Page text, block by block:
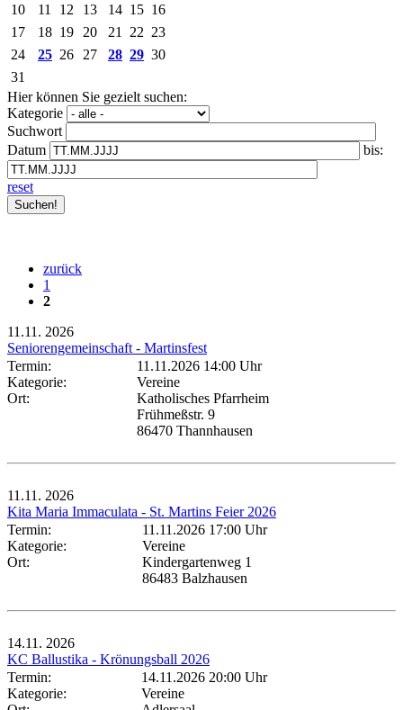
10
11 12 13 14 15 16
17
18 19 20 21 22 23
24
25 26 27 28 29 30
31
Hier können Sie gezielt suchen:
Kategorie
Suchwort
Datum
bis:
reset
zurück
1
2
11.11. 2026
Seniorengemeinschaft - Martinsfest
Termin:
11.11.2026 14:00 Uhr
Kategorie:
Vereine
Ort:
Katholisches Pfarrheim
Frühmeßstr. 9
86470 Thannhausen
11.11. 2026
Kita Maria Immaculata - St. Martins Feier 2026
Termin:
11.11.2026 17:00 Uhr
Kategorie:
Vereine
Ort:
Kindergartenweg 1
86483 Balzhausen
14.11. 2026
KC Ballustika - Krönungsball 2026
Termin:
14.11.2026 20:00 Uhr
Kategorie:
Vereine